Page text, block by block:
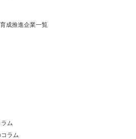
成推進企業一覧
ム
ラム